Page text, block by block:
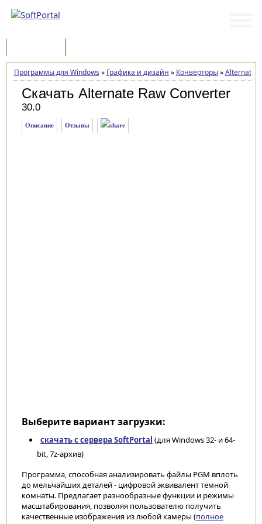
Программы для Windows » Графика и дизайн » Конверторы»Alternate
Скачать Alternate Raw Converter
30.0
Описание Отзывы
Выберите вариант загрузки:
скачать с сервера SoftPortal (для Windows 32- и 64-
bit, 7z-архив)
Программа, способная анализировать файлы PGM вплоть
до мельчайших деталей - цифровой эквивалент темной
комнаты. Предлагает разнообразные функции и режимы
масштабирования, позволяя пользователю получить
качественные изображения из любой камеры (полное